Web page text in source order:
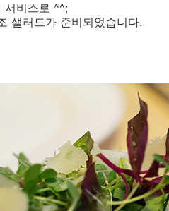
서비스로 ^^;
샐러드가 준비되었습니다.